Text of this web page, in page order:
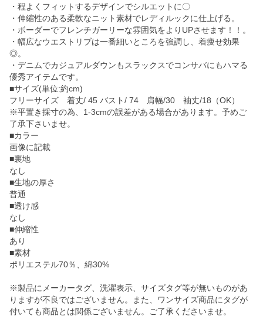
・程よくフィットするデザインでシルエットに〇
・伸縮性のある柔軟なニット素材でレディルックに仕上げる。
・ボーダーでフレンチガーリーな雰囲気をよりUPさせます！！。
・幅広なウエストリブは一番細いところを強調し、着痩せ効果
◎。
・デニムでカジュアルダウンもスラックスでコンサバにもハマる
優秀アイテムです。
■サイズ(単位:約cm)
フリーサイズ 着丈/ 45 バスト/ 74 肩幅/30 袖丈/18（OK）
※平置き採寸の為、1-3cmの誤差がある場合があります。予めご
了承下さいませ。
■カラー
画像に記載
■裏地
なし
■生地の厚さ
普通
■透け感
なし
■伸縮性
あり
■素材
ポリエステル70％、綿30%
※製品にメーカータグ、洗濯表示、サイズタグ等が無いものがあ
りますが不良ではございません。また、ワンサイズ商品にタグが
付いても商品とは関係ございません。ご了承くださいませ。